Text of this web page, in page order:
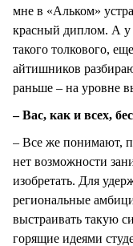
мне в «Альком»
красный диплом. А у
такого толкового,
айтишников
раньше – на уровне
– Вас, как и всех,
– Все же понимают,
нет возможности
изобретать. Для
региональные
выстраивать такую
горящие идеями